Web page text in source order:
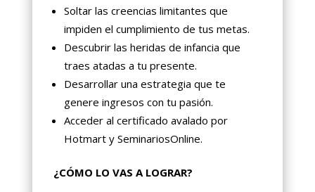
Soltar las creencias limitantes que
impiden el cumplimiento de tus metas.
Descubrir las heridas de infancia que
traes atadas a tu presente.
Desarrollar una estrategia que te
genere ingresos con tu pasión.
Acceder al certificado avalado por
Hotmart y SeminariosOnline.
¿CÓMO LO VAS A LOGRAR?